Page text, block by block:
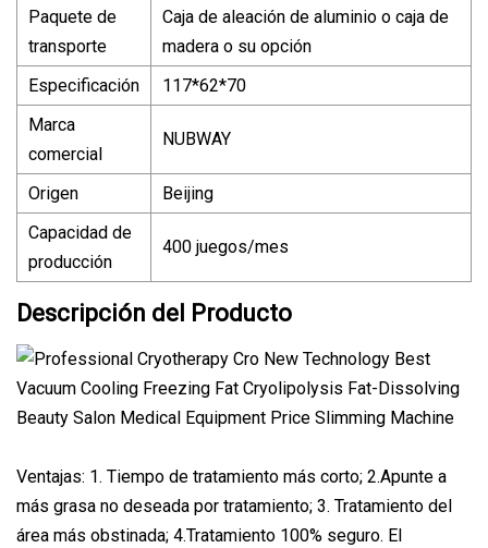
Paquete de
transporte
Caja de aleación de aluminio o caja de
madera o su opción
Especificación
117*62*70
Marca
comercial
NUBWAY
Origen
Beijing
Capacidad de
producción
400 juegos/mes
Descripción del Producto
Ventajas: 1. Tiempo de tratamiento más corto; 2.Apunte a
más grasa no deseada por tratamiento; 3. Tratamiento del
área más obstinada; 4.Tratamiento 100% seguro. El